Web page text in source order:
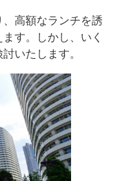
高額なランチを誘
す。しかし、いく
いたします。